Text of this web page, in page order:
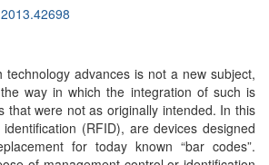
technology advances is not a new subject,
way in which the integration of such is
that were not as originally intended. In this
(RFID), are devices designed
for today known “bar codes”.